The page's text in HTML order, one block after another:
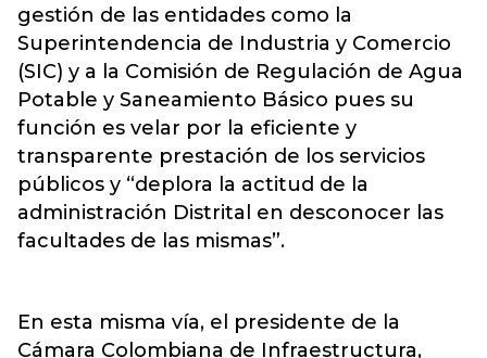
gestión de las entidades como la
Superintendencia de Industria y Comercio
(SIC) y a la Comisión de Regulación de Agua
Potable y Saneamiento Básico pues su
función es velar por la eficiente y
transparente prestación de los servicios
públicos y “deplora la actitud de la
administración Distrital en desconocer las
facultades de las mismas”.
En esta misma vía, el presidente de la
Cámara Colombiana de Infraestructura,